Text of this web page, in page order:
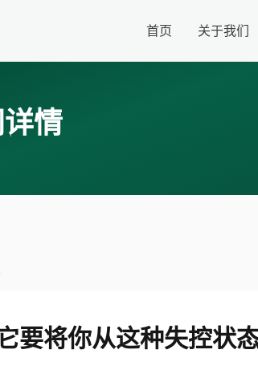
首页 关于我们
情
要将你从这种失控状